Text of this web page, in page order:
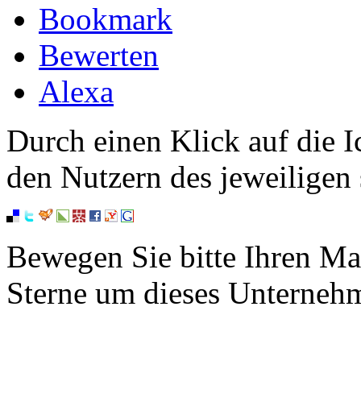
Bookmark
Bewerten
Alexa
Durch einen Klick auf die
den Nutzern des
Bewegen Sie bitte Ihren
Sterne um dieses